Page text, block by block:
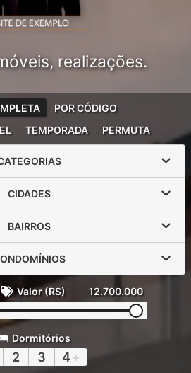
realizações.
TEMPORADA PERMUTA
POR CÓDIGO
CIDADES
BAIRROS
Valor (R$) 12.700.000
Dormitórios
2 3 4 +